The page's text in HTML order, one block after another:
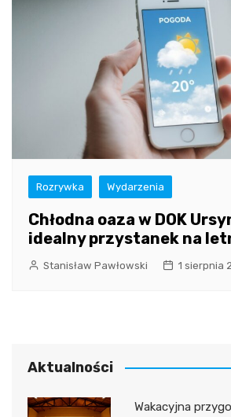
Rozrywka Wydarzenia
Chłodna oaza w DOK
idealny przystanek na
Stanisław Pawłowski 1 sierpnia
Aktualności
Wakacyjna